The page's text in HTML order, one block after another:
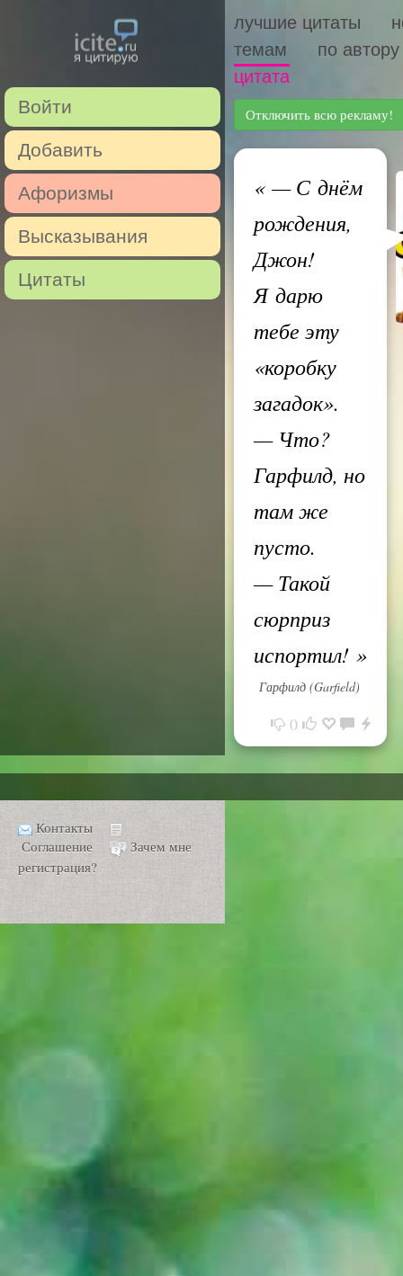
Войти
Добавить
Афоризмы
Высказывания
Цитаты
лучшие цитаты
темам
по автору
цитата
Отключить всю рекламу!
«— С днём
рождения,
Джон!
Я дарю
тебе эту
«коробку
загадок».
— Что?
Гарфилд, но
там же
пусто.
— Такой
сюрприз
испортил! »
Гарфилд (Garfield)
0
Контакты
Соглашение
Зачем мне
регистрация?